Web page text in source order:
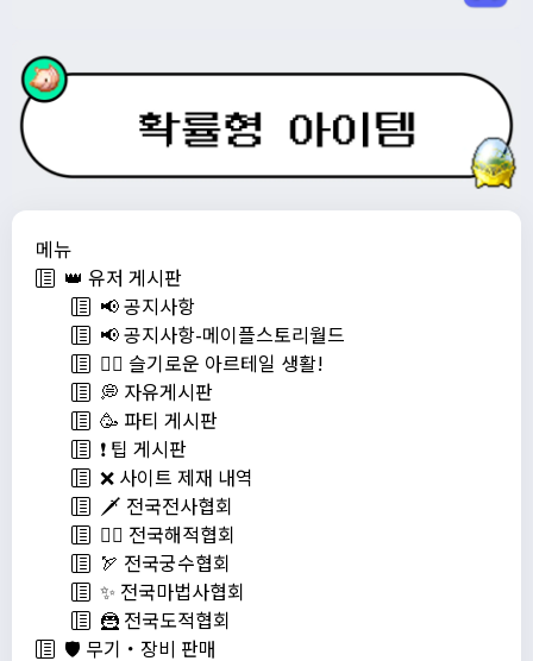
메뉴
👑 유저 게시판
📢 공지사항
📢 공지사항-메이플스토리월드
💁‍♂ 슬기로운 아르테일 생활!
💭 자유게시판
🥳 파티 게시판
❗️ 팁 게시판
❌ 사이트 제재 내역
🗡️ 전국전사협회
🏴‍☠️ 전국해적협회
🏹 전국궁수협회
✨ 전국마법사협회
🦹 전국도적협회
🛡️ 무기・장비 판매